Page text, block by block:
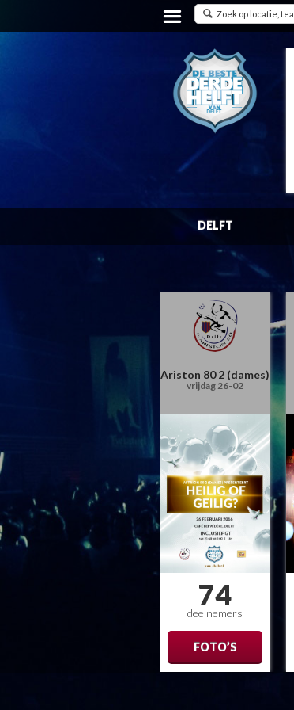
DELFT
Ariston 80 2 (dames)
vrijdag 26-02
74
deelnemers
FOTO’S